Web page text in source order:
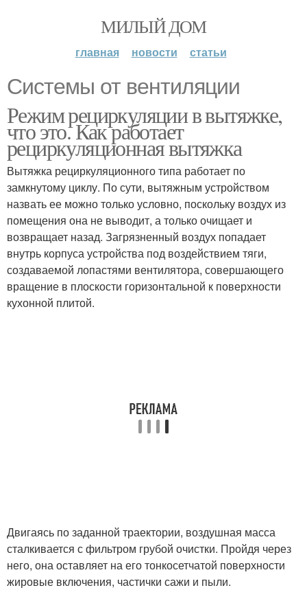
МИЛЫЙ ДОМ
главная новости статьи
Системы от вентиляции
Режим рециркуляции в вытяжке,
что это. Как работает
рециркуляционная вытяжка
Вытяжка рециркуляционного типа работает по
замкнутому циклу. По сути, вытяжным устройством
назвать ее можно только условно, поскольку воздух из
помещения она не выводит, а только очищает и
возвращает назад. Загрязненный воздух попадает
внутрь корпуса устройства под воздействием тяги,
создаваемой лопастями вентилятора, совершающего
вращение в плоскости горизонтальной к поверхности
кухонной плитой.
Двигаясь по заданной траектории, воздушная масса
сталкивается с фильтром грубой очистки. Пройдя через
него, она оставляет на его тонкосетчатой поверхности
жировые включения, частички сажи и пыли.